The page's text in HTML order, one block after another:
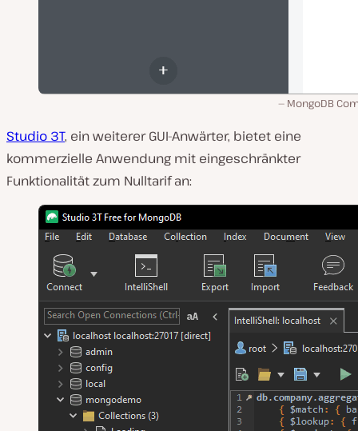
MongoDB
Studio 3T, ein weiterer GUI-Anwärter, bietet eine
kommerzielle Anwendung mit eingeschränkter
Funktionalität zum Nulltarif an: